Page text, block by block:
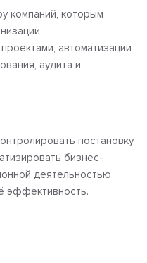
компаний, которым
автоматизации
аудита и
постановку
бизнес-
деятельностью
эффективность.